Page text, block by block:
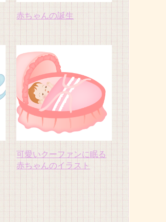
赤ちゃんの誕生
可愛いクーファンに眠る
赤ちゃんのイラスト